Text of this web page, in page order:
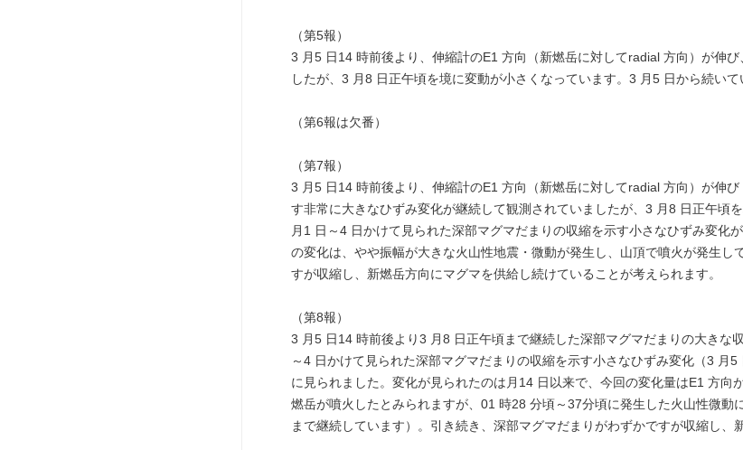
（第5報）
3 月5 日14 時前後より、伸縮計のE1 方向（新燃岳に対してradial 方向）が伸
したが、3 月8 日正午頃を境に変動が小さくなっています。3 月5 日から続い
（第6報は欠番）
（第7報）
3 月5 日14 時前後より、伸縮計のE1 方向（新燃岳に対してradial 方向）が伸
す非常に大きなひずみ変化が継続して観測されていましたが、3 月8 日正午頃
月1 日～4 日かけて見られた深部マグマだまりの収縮を示す小さなひずみ変
の変化は、やや振幅が大きな火山性地震・微動が発生し、山頂で噴火が発生
すが収縮し、新燃岳方向にマグマを供給し続けていることが考えられます。
（第8報）
3 月5 日14 時前後より3 月8 日正午頃まで継続した深部マグマだまりの大きな
～4 日かけて見られた深部マグマだまりの収縮を示す小さなひずみ変化（3
に見られました。変化が見られたのは月14 日以来で、今回の変化量はE1 方向
燃岳が噴火したとみられますが、01 時28 分頃～37分頃に発生した火山性微
まで継続しています）。引き続き、深部マグマだまりがわずかですが収縮し、